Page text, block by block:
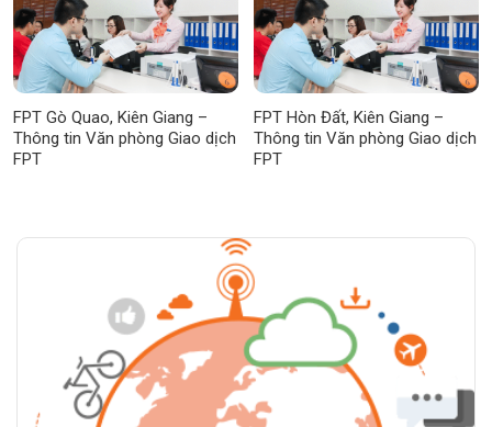
FPT Gò Quao, Kiên Giang –
Thông tin Văn phòng Giao dịch
FPT
FPT Hòn Đất, Kiên Giang –
Thông tin Văn phòng Giao dịch
FPT